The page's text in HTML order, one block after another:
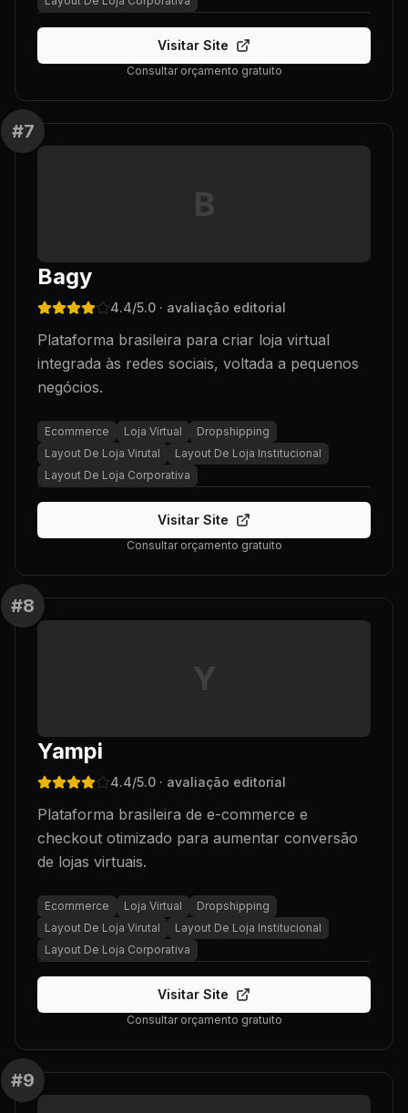
Visitar Site
Consultar orçamento gratuito
#7
B
Bagy
4.4/5.0 · avaliação editorial
Plataforma brasileira para criar loja virtual
integrada às redes sociais, voltada a pequenos
negócios.
Ecommerce Loja Virtual
Dropshipping
Layout De Loja Virutal
Layout De Loja Institucional
Layout De Loja Corporativa
Visitar Site
Consultar orçamento gratuito
#8
Y
Yampi
4.4/5.0 · avaliação editorial
Plataforma brasileira de e-commerce e
checkout otimizado para aumentar conversão
de lojas virtuais.
Ecommerce Loja Virtual
Dropshipping
Layout De Loja Virutal
Layout De Loja Institucional
Layout De Loja Corporativa
Visitar Site
Consultar orçamento gratuito
#9